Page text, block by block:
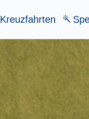
Kreuzfahrten